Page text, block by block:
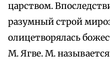
царством.
разумный строй
олицетворялась
М. Ягве. М.